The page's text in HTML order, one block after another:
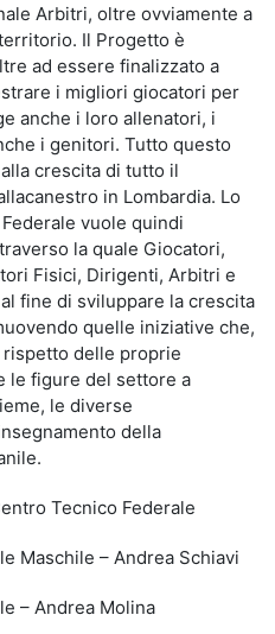
Arbitri, oltre ovviamente a
Il Progetto è
ad essere finalizzato a
i migliori giocatori per
anche i loro allenatori, i
i genitori. Tutto questo
crescita di tutto il
in Lombardia. Lo
vuole quindi
la quale Giocatori,
Fisici, Dirigenti, Arbitri e
fine di sviluppare la crescita
quelle iniziative che,
delle proprie
le figure del settore a
le diverse
della
Tecnico Federale
Maschile – Andrea Schiavi
– Andrea Molina